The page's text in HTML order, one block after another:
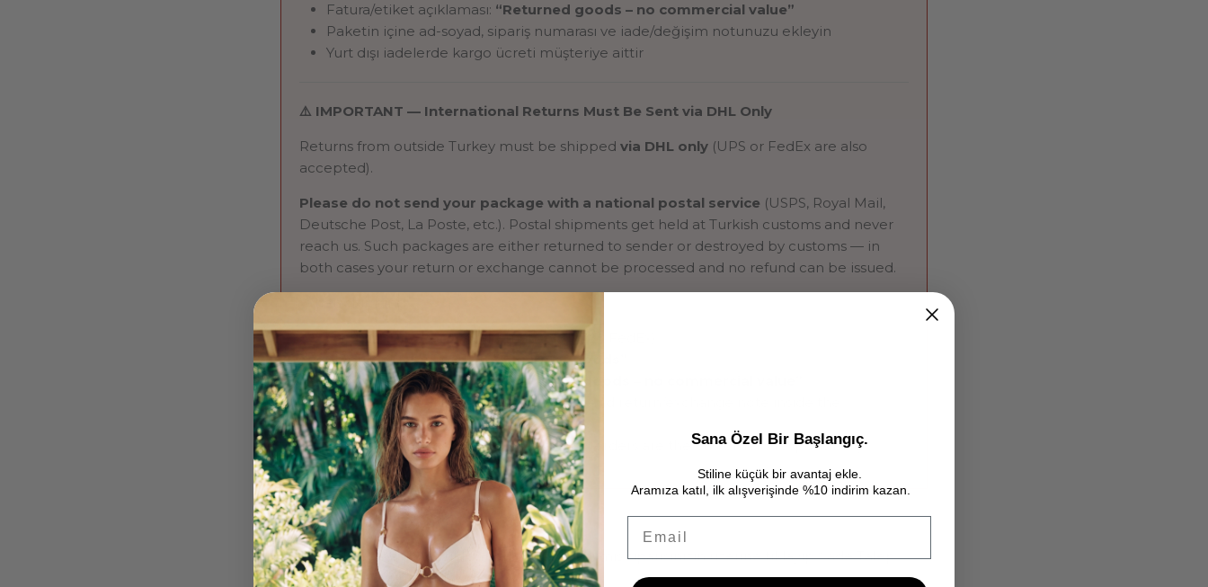
Fatura/etiket açıklaması: “Returned goods – no commercial value”
Paketin içine ad-soyad, sipariş numarası ve iade/değişim notunuzu ekleyin
Yurt dışı iadelerde kargo ücreti müşteriye aittir
⚠️ IMPORTANT — International Returns Must Be Sent via DHL Only
Returns from outside Turkey must be shipped via DHL only (UPS or FedEx are also
accepted).
Please do not send your package with a national postal service (USPS, Royal Mail,
Deutsche Post, La Poste, etc.). Postal shipments get held at Turkish customs and never
reach us. Such packages are either returned to sender or destroyed by customs — in
both cases your return or exchange cannot be processed and no refund can be issued.
Carrier:DHL Express(alternatively UPS / FedEx)
Shipment type: mark as“Return of goods”
Invoice/label description:“Returned goods – no commercial value”
Include your full name, order number and return/exchange note inside the
package
Return shipping costs for international orders are the customer’s responsibility
İade Nasıl Yapılır?
Hesabınıza giriş yaptıktan sonra teslim edilmiş siparişinizin üzerine tıklayıp “İade Talep
Edin” butonuna basın.
Sana Özel Bir Başlangıç.
Stiline küçük bir avantaj ekle.
Aramıza katıl, ilk alışverişinde %10 indirim kazan.